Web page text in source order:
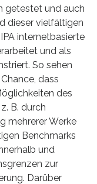
getestet und auch
dieser vielfältigen
internetbasierte
und als
So sehen
dass
des
B. durch
mehrerer Werke
Benchmarks
und
zur
Darüber